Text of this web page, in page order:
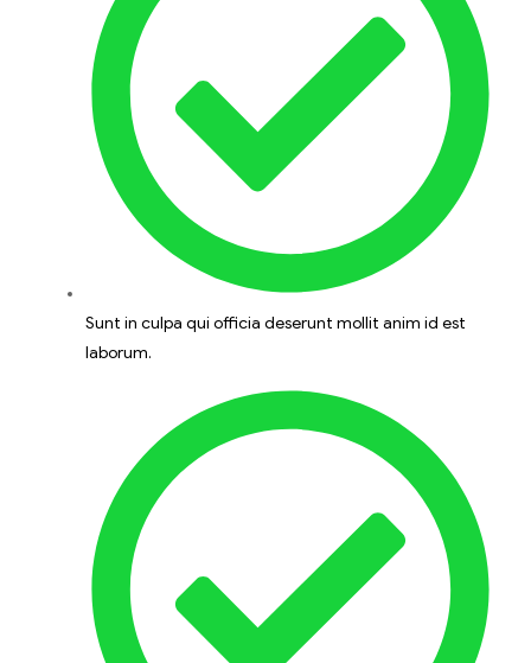
Sunt in culpa qui officia deserunt mollit anim id est
laborum.